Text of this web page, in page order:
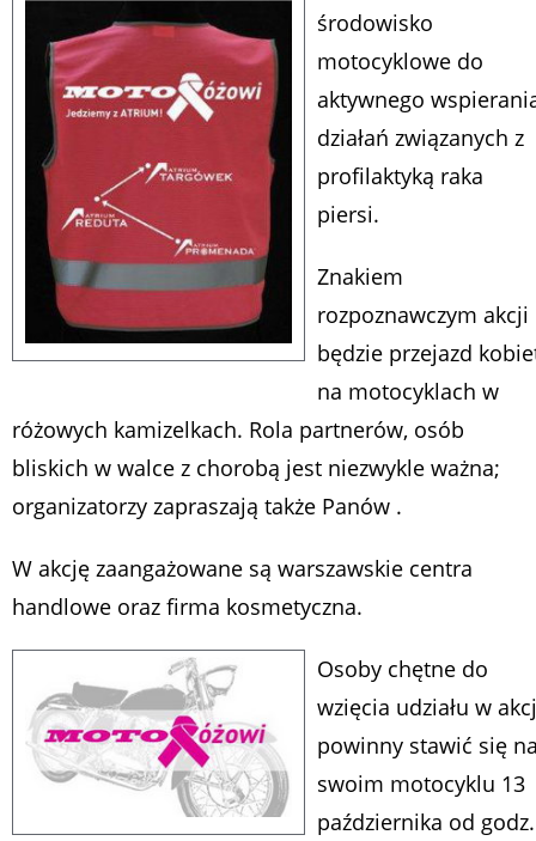
środowisko
motocyklowe do
aktywnego
działań związanych z
profilaktyką raka
piersi.
Znakiem
rozpoznawczym akcji
będzie przejazd
na motocyklach w
różowych kamizelkach. Rola partnerów, osób
bliskich w walce z chorobą jest niezwykle ważna;
organizatorzy zapraszają także Panów .
W akcję zaangażowane są warszawskie centra
handlowe oraz firma kosmetyczna.
Osoby chętne do
wzięcia udziału w
powinny stawić się
swoim motocyklu 13
października od godz.